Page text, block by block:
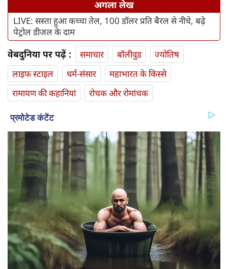
अगला लेख
LIVE: सस्ता हुआ कच्चा तेल, 100 डॉलर प्रति बैरल से नीचे, बढ़े
पेट्रोल डीजल के दाम
वेबदुनिया पर पढ़ें : समाचार बॉलीवुड
ज्योतिष
लाइफ स्‍टाइल
धर्म-संसार
महाभारत के किस्से
रामायण की कहानियां
रोचक और रोमांचक